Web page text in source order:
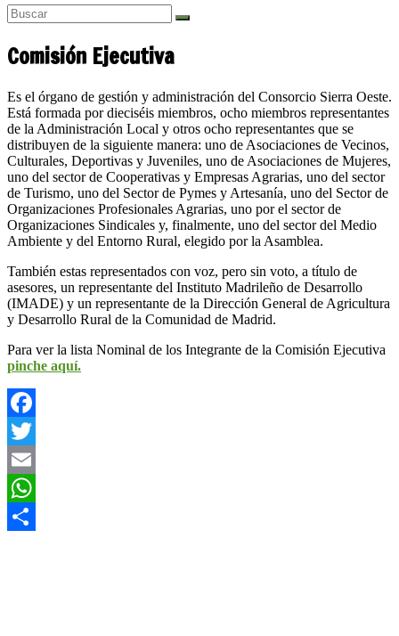
Comisión Ejecutiva
Es el órgano de gestión y administración del Consorcio Sierra Oeste.
Está formada por dieciséis miembros, ocho miembros representantes
de la Administración Local y otros ocho representantes que se
distribuyen de la siguiente manera: uno de Asociaciones de Vecinos,
Culturales, Deportivas y Juveniles, uno de Asociaciones de Mujeres,
uno del sector de Cooperativas y Empresas Agrarias, uno del sector
de Turismo, uno del Sector de Pymes y Artesanía, uno del Sector de
Organizaciones Profesionales Agrarias, uno por el sector de
Organizaciones Sindicales y, finalmente, uno del sector del Medio
Ambiente y del Entorno Rural, elegido por la Asamblea.
También estas representados con voz, pero sin voto, a título de
asesores, un representante del Instituto Madrileño de Desarrollo
(IMADE) y un representante de la Dirección General de Agricultura
y Desarrollo Rural de la Comunidad de Madrid.
Para ver la lista Nominal de los Integrante de la Comisión Ejecutiva
pinche aquí.
Facebook
Twitter
Email
WhatsApp